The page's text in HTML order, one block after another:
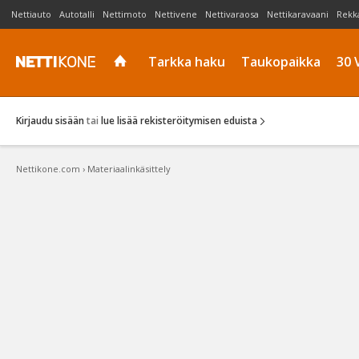
Nettiauto Autotalli Nettimoto Nettivene Nettivaraosa Nettikaravaani
Tarkka haku Taukopaikka 30
Kirjaudu sisään tai lue lisää rekisteröitymisen eduista
Nettikone.com › Materiaalinkäsittely